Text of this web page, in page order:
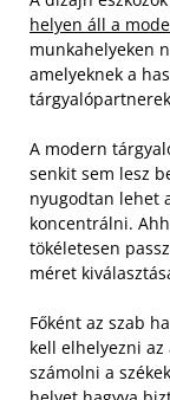
helyen áll a
munkahelyeken
amelyeknek a
A modern
senkit sem lesz
nyugodtan lehet
koncentrálni.
tökéletesen
méret
Főként az szab
kell elhelyezni
számolni a